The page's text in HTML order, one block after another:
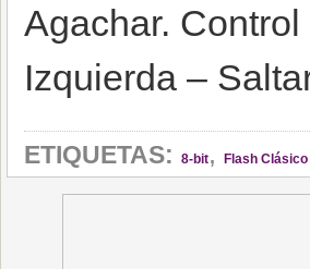
Agachar.
Izquierda –
ETIQUETAS: 8-bit, Flash